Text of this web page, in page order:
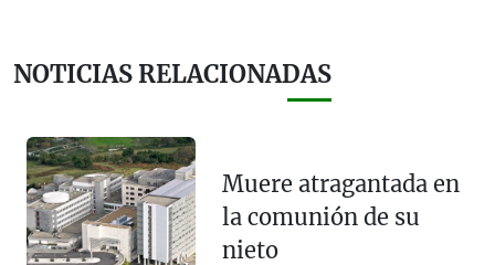
NOTICIAS RELACIONADAS
Muere atragantada en
la comunión de su
nieto